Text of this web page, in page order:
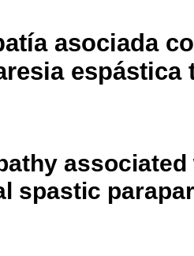
asociada
espástica
spastic